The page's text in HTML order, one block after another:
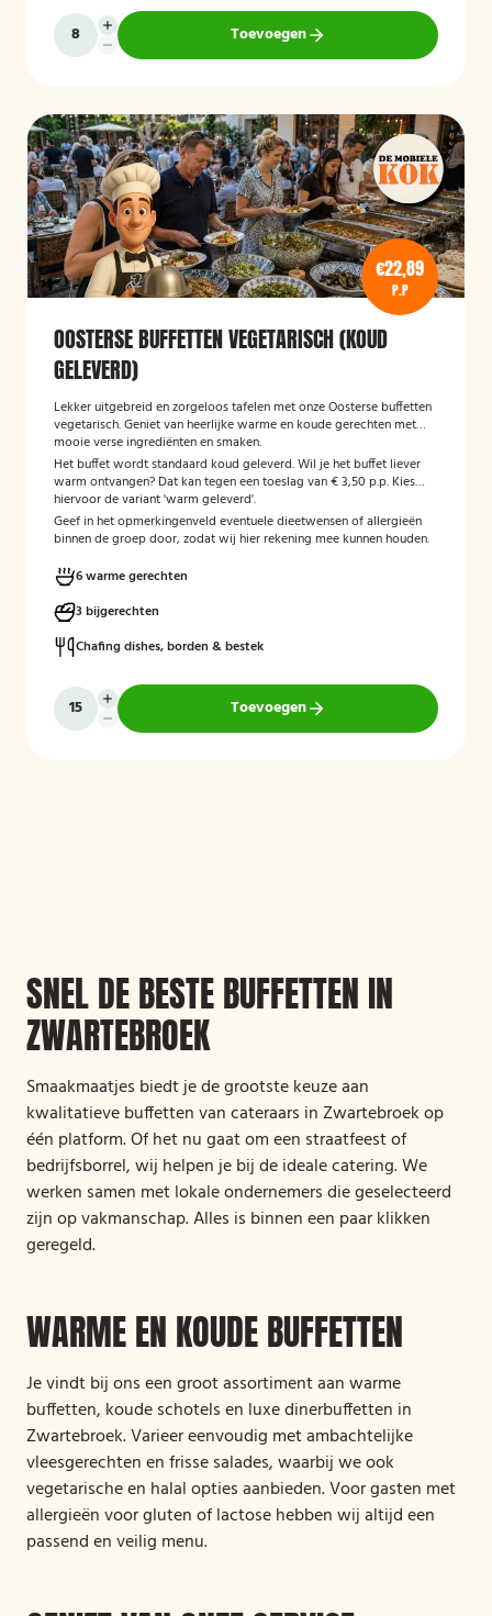
Toevoegen
€22,89
P.P
OOSTERSE BUFFETTEN VEGETARISCH (KOUD
GELEVERD)
Lekker uitgebreid en zorgeloos tafelen met onze Oosterse buffetten
vegetarisch. Geniet van heerlijke warme en koude gerechten met
mooie verse ingrediënten en smaken.
Het buffet wordt standaard koud geleverd. Wil je het buffet liever
warm ontvangen? Dat kan tegen een toeslag van € 3,50 p.p. Kies
hiervoor de variant 'warm geleverd'.
Geef in het opmerkingenveld eventuele dieetwensen of allergieën
binnen de groep door, zodat wij hier rekening mee kunnen houden.
6 warme gerechten
3 bijgerechten
Chafing dishes, borden & bestek
Toevoegen
SNEL DE BESTE BUFFETTEN IN
ZWARTEBROEK
Smaakmaatjes biedt je de grootste keuze aan
kwalitatieve buffetten van cateraars in Zwartebroek op
één platform. Of het nu gaat om een straatfeest of
bedrijfsborrel, wij helpen je bij de ideale catering. We
werken samen met lokale ondernemers die geselecteerd
zijn op vakmanschap. Alles is binnen een paar klikken
geregeld.
WARME EN KOUDE BUFFETTEN
Je vindt bij ons een groot assortiment aan warme
buffetten, koude schotels en luxe dinerbuffetten in
Zwartebroek. Varieer eenvoudig met ambachtelijke
vleesgerechten en frisse salades, waarbij we ook
vegetarische en halal opties aanbieden. Voor gasten met
allergieën voor gluten of lactose hebben wij altijd een
passend en veilig menu.